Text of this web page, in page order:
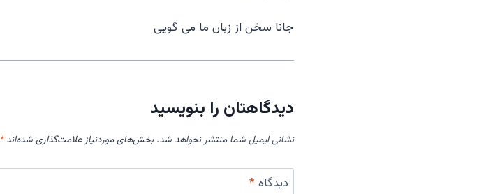
جانا سخن از زبان ما می گویی
دیدگاهتان را بنویسید
نشانی ایمیل شما منتشر نخواهد شد. بخش‌های موردنیاز علامت‌گذاری شده‌اند*
دیدگاه*